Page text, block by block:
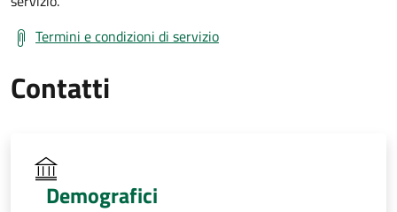
Termini e condizioni di servizio
Contatti
Demografici